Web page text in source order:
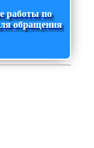
работы по
обращения